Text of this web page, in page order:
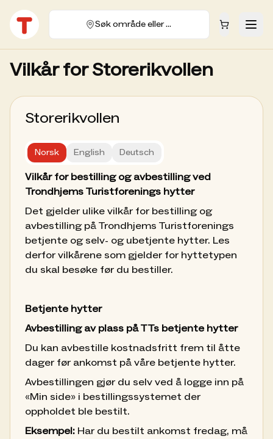
Søk område eller hytte
Vilkår forStorerikvollen
Storerikvollen
Norsk English Deutsch
Vilkår for bestilling og avbestilling ved
Trondhjems Turistforenings hytter
Det gjelder ulike vilkår for bestilling og
avbestilling på Trondhjems Turistforenings
betjente og selv- og ubetjente hytter. Les
derfor vilkårene som gjelder for hyttetypen
du skal besøke før du bestiller.
Betjente hytter
Avbestilling av plass på TTs betjente hytter
Du kan avbestille kostnadsfritt frem til åtte
dager før ankomst på våre betjente hytter.
Avbestillingen gjør du selv ved å logge inn på
«Min side» i bestillingssystemet der
oppholdet ble bestilt.
Eksempel: Har du bestilt ankomst fredag, må